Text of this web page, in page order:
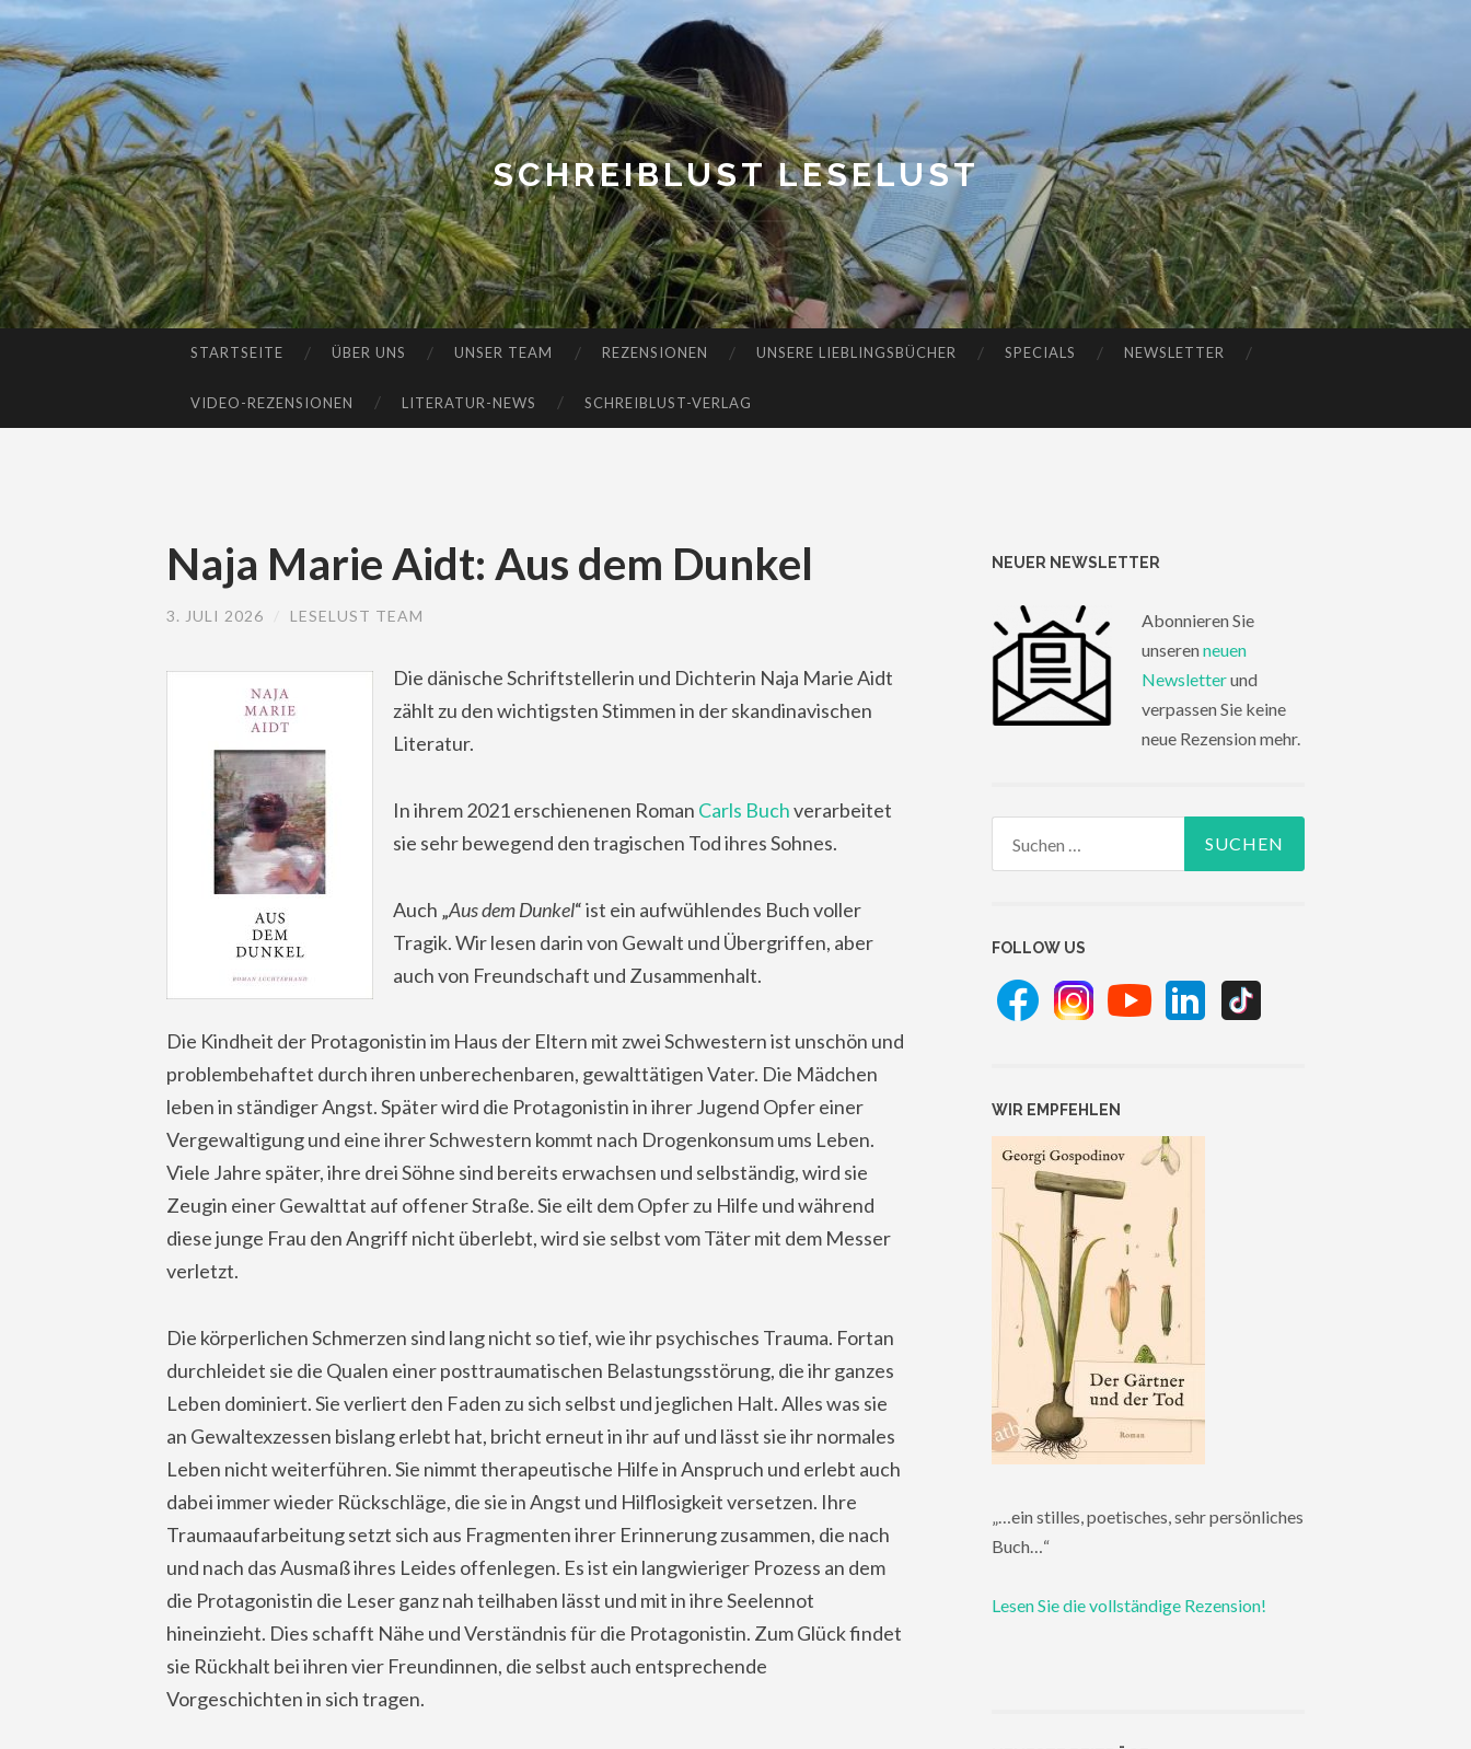
SCHREIBLUST LESELUST
STARTSEITE ÜBER UNS UNSER TEAM REZENSIONEN UNSERE LIEBLINGSBÜCHER SPECIALS NEWSLETTER
VIDEO-REZENSIONEN LITERATUR-NEWS SCHREIBLUST-VERLAG
Naja Marie Aidt: Aus dem Dunkel
3. JULI 2026 LESELUST TEAM
Die dänische Schriftstellerin und Dichterin Naja Marie Aidt
zählt zu den wichtigsten Stimmen in der skandinavischen
Literatur.
In ihrem 2021 erschienenen Roman Carls Buchverarbeitet
sie sehr bewegend den tragischen Tod ihres Sohnes.
Auch „Aus dem Dunkel“ ist ein aufwühlendes Buch voller
Tragik. Wir lesen darin von Gewalt und Übergriffen, aber
auch von Freundschaft und Zusammenhalt.
Die Kindheit der Protagonistin im Haus der Eltern mit zwei Schwestern ist unschön und
problembehaftet durch ihren unberechenbaren, gewalttätigen Vater. Die Mädchen
leben in ständiger Angst. Später wird die Protagonistin in ihrer Jugend Opfer einer
Vergewaltigung und eine ihrer Schwestern kommt nach Drogenkonsum ums Leben.
Viele Jahre später, ihre drei Söhne sind bereits erwachsen und selbständig, wird sie
Zeugin einer Gewalttat auf offener Straße. Sie eilt dem Opfer zu Hilfe und während
diese junge Frau den Angriff nicht überlebt, wird sie selbst vom Täter mit dem Messer
verletzt.
Die körperlichen Schmerzen sind lang nicht so tief, wie ihr psychisches Trauma. Fortan
durchleidet sie die Qualen einer posttraumatischen Belastungsstörung, die ihr ganzes
Leben dominiert. Sie verliert den Faden zu sich selbst und jeglichen Halt. Alles was sie
an Gewaltexzessen bislang erlebt hat, bricht erneut in ihr auf und lässt sie ihr normales
Leben nicht weiterführen. Sie nimmt therapeutische Hilfe in Anspruch und erlebt auch
dabei immer wieder Rückschläge, die sie in Angst und Hilflosigkeit versetzen. Ihre
Traumaaufarbeitung setzt sich aus Fragmenten ihrer Erinnerung zusammen, die nach
und nach das Ausmaß ihres Leides offenlegen. Es ist ein langwieriger Prozess an dem
die Protagonistin die Leser ganz nah teilhaben lässt und mit in ihre Seelennot
hineinzieht. Dies schafft Nähe und Verständnis für die Protagonistin. Zum Glück findet
sie Rückhalt bei ihren vier Freundinnen, die selbst auch entsprechende
Vorgeschichten in sich tragen.
NEUER NEWSLETTER
Abonnieren Sie
unserenneuen
Newsletterund
verpassen Sie keine
neue Rezension mehr.
FOLLOW US
WIR EMPFEHLEN
„…ein stilles, poetisches, sehr persönliches
Buch…“
Lesen Sie die vollständige Rezension!